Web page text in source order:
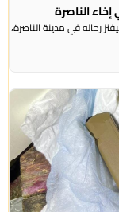
الناصرة
في مدينة الناصرة،